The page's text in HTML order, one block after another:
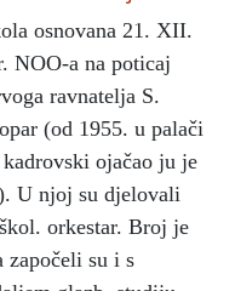
osnovana 21. XII.
NOO-a na poticaj
ravnatelja S.
(od 1955. u palači
ojačao ju je
U njoj su djelovali
orkestar. Broj je
započeli su i s